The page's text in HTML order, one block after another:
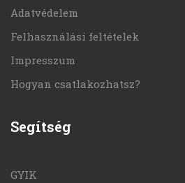
Adatvédelem
Felhasználási feltételek
Impresszum
Hogyan csatlakozhatsz?
Segítség
GYIK